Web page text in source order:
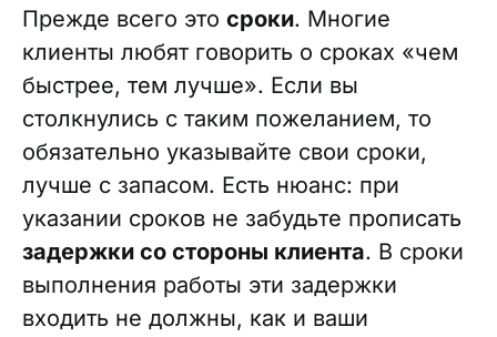
Прежде всего это сроки. Многие
клиенты любят говорить о сроках «чем
быстрее, тем лучше». Если вы
столкнулись с таким пожеланием, то
обязательно указывайте свои сроки,
лучше с запасом. Есть нюанс: при
указании сроков не забудьте прописать
задержки со стороны клиента. В сроки
выполнения работы эти задержки
входить не должны, как и ваши